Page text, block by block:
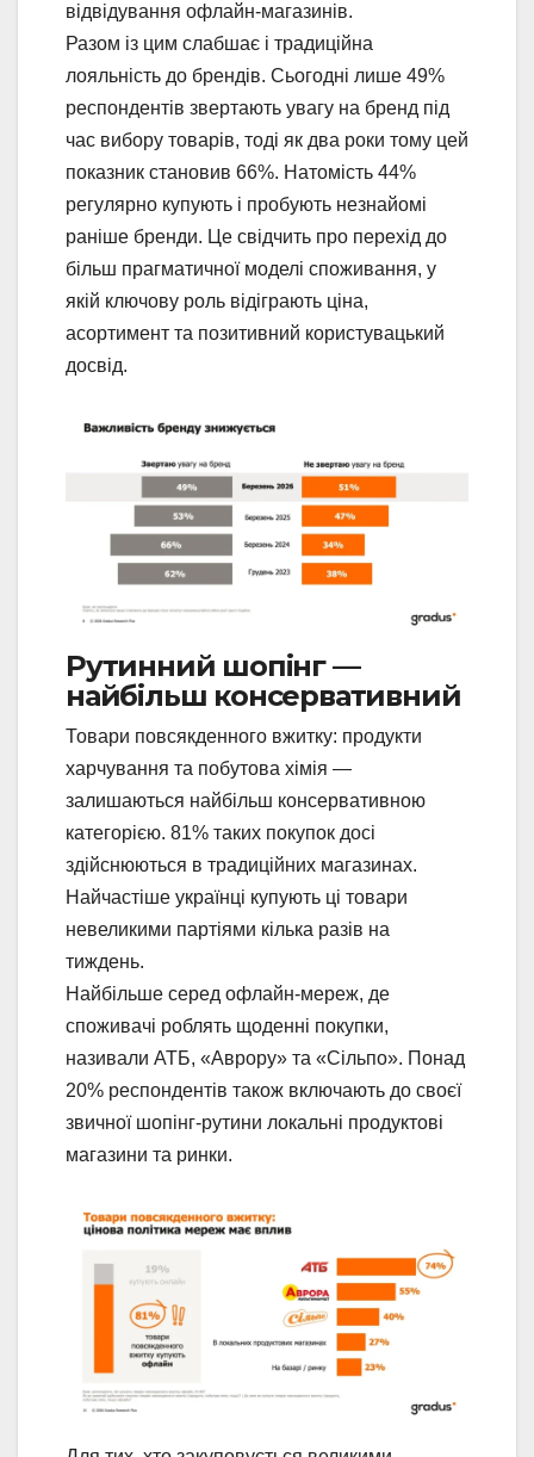
відвідування офлайн-магазинів.
Разом із цим слабшає і традиційна
лояльність до брендів. Сьогодні лише 49%
респондентів звертають увагу на бренд під
час вибору товарів, тоді як два роки тому цей
показник становив 66%. Натомість 44%
регулярно купують і пробують незнайомі
раніше бренди. Це свідчить про перехід до
більш прагматичної моделі споживання, у
якій ключову роль відіграють ціна,
асортимент та позитивний користувацький
досвід.
Рутинний шопінг —
найбільш консервативний
Товари повсякденного вжитку: продукти
харчування та побутова хімія —
залишаються найбільш консервативною
категорією. 81% таких покупок досі
здійснюються в традиційних магазинах.
Найчастіше українці купують ці товари
невеликими партіями кілька разів на
тиждень.
Найбільше серед офлайн-мереж, де
споживачі роблять щоденні покупки,
називали АТБ, «Аврору» та «Сільпо». Понад
20% респондентів також включають до своєї
звичної шопінг-рутини локальні продуктові
магазини та ринки.